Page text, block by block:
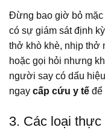
Đừng bao giờ bỏ mặc
có sự giám sát định
thở khò khè, nhịp thở
hoặc gọi hỏi nhưng
người say có dấu
ngay cấp cứu y tế để
3. Các loại thực